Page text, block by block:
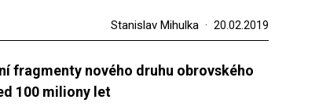
Stanislav Mihulka 20.02.2019
fragmenty nového druhu obrovského
100 miliony let